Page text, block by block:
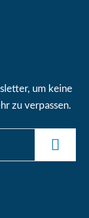
um keine
zu verpassen.